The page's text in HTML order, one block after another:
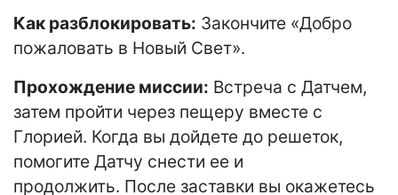
Как разблокировать: Закончите «Добро
пожаловать в Новый Свет».
Прохождение миссии: Встреча с Датчем,
затем пройти через пещеру вместе с
Глорией. Когда вы дойдете до решеток,
помогите Датчу снести ее и
продолжить. После заставки вы окажетесь